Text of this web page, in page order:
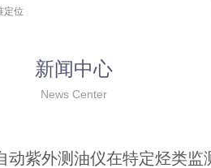
定位
新闻中心
News Center
动紫外测油仪在特定烃类监